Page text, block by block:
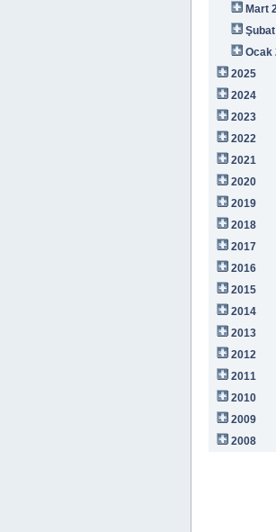
Mart
Ocak
2025
2024
2023
2022
2021
2020
2019
2018
2017
2016
2015
2014
2013
2012
2011
2010
2009
2008